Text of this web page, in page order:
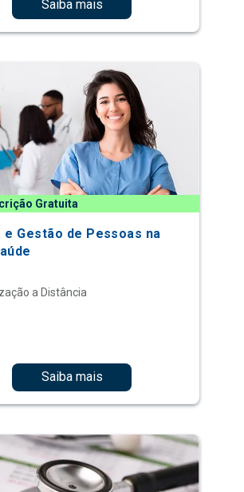
Saiba mais
Gratuita
e Gestão de Pessoas na
a Distância
Saiba mais